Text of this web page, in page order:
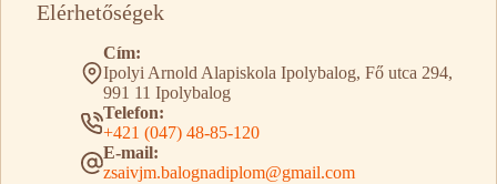
Elérhetőségek
Cím:
Ipolyi Arnold Alapiskola Ipolybalog, Fő utca 294,
991 11 Ipolybalog
Telefon:
+421 (047) 48-85-120
E-mail:
zsaivjm.balognadiplom@gmail.com